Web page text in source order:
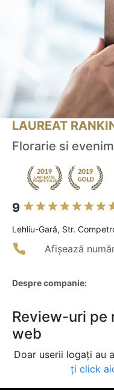
LAUREAT
Florarie si
9
Lehliu-Gară, Str.
Afișează
Despre companie:
Review-uri pe
web
Doar userii logați au
ți click